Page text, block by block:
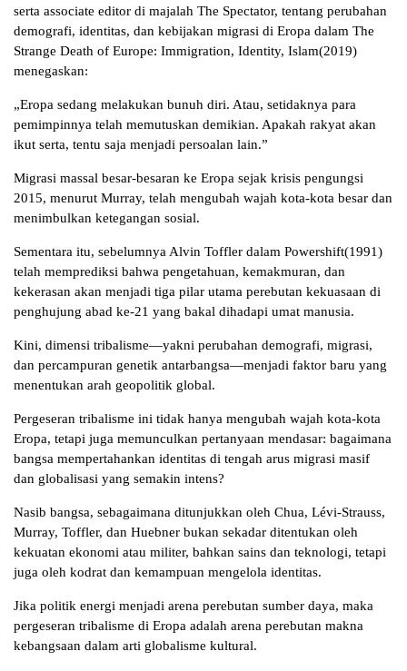
serta associate editor di majalah The Spectator, tentang perubahan
demografi, identitas, dan kebijakan migrasi di Eropa dalam The
Strange Death of Europe: Immigration, Identity, Islam(2019)
menegaskan:
„Eropa sedang melakukan bunuh diri. Atau, setidaknya para
pemimpinnya telah memutuskan demikian. Apakah rakyat akan
ikut serta, tentu saja menjadi persoalan lain.”
Migrasi massal besar-besaran ke Eropa sejak krisis pengungsi
2015, menurut Murray, telah mengubah wajah kota-kota besar dan
menimbulkan ketegangan sosial.
Sementara itu, sebelumnya Alvin Toffler dalam Powershift(1991)
telah memprediksi bahwa pengetahuan, kemakmuran, dan
kekerasan akan menjadi tiga pilar utama perebutan kekuasaan di
penghujung abad ke-21 yang bakal dihadapi umat manusia.
Kini, dimensi tribalisme—yakni perubahan demografi, migrasi,
dan percampuran genetik antarbangsa—menjadi faktor baru yang
menentukan arah geopolitik global.
Pergeseran tribalisme ini tidak hanya mengubah wajah kota-kota
Eropa, tetapi juga memunculkan pertanyaan mendasar: bagaimana
bangsa mempertahankan identitas di tengah arus migrasi masif
dan globalisasi yang semakin intens?
Nasib bangsa, sebagaimana ditunjukkan oleh Chua, Lévi-Strauss,
Murray, Toffler, dan Huebner bukan sekadar ditentukan oleh
kekuatan ekonomi atau militer, bahkan sains dan teknologi, tetapi
juga oleh kodrat dan kemampuan mengelola identitas.
Jika politik energi menjadi arena perebutan sumber daya, maka
pergeseran tribalisme di Eropa adalah arena perebutan makna
kebangsaan dalam arti globalisme kultural.